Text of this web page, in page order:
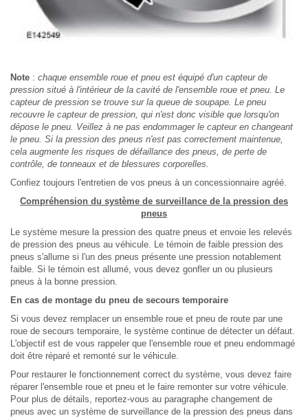
Note : chaque ensemble roue et pneu est équipé d'un capteur de
pression situé à l'intérieur de la cavité de l'ensemble roue et pneu. Le
capteur de pression se trouve sur la queue de soupape. Le pneu
recouvre le capteur de pression, qui n'est donc visible que lorsqu'on
dépose le pneu. Veillez à ne pas endommager le capteur en changeant
le pneu. Si la pression des pneus n'est pas correctement maintenue,
cela augmente les risques de défaillance des pneus, de perte de
contrôle, de tonneaux et de blessures corporelles.
Confiez toujours l'entretien de vos pneus à un concessionnaire agréé.
Compréhension du système de surveillance de la pression des
pneus
Le système mesure la pression des quatre pneus et envoie les relevés
de pression des pneus au véhicule. Le témoin de faible pression des
pneus s'allume si l'un des pneus présente une pression notablement
faible. Si le témoin est allumé, vous devez gonfler un ou plusieurs
pneus à la bonne pression.
En cas de montage du pneu de secours temporaire
Si vous devez remplacer un ensemble roue et pneu de route par une
roue de secours temporaire, le système continue de détecter un défaut.
L'objectif est de vous rappeler que l'ensemble roue et pneu endommagé
doit être réparé et remonté sur le véhicule.
Pour restaurer le fonctionnement correct du système, vous devez faire
réparer l'ensemble roue et pneu et le faire remonter sur votre véhicule.
Pour plus de détails, reportez-vous au paragraphe changement de
pneus avec un système de surveillance de la pression des pneus dans